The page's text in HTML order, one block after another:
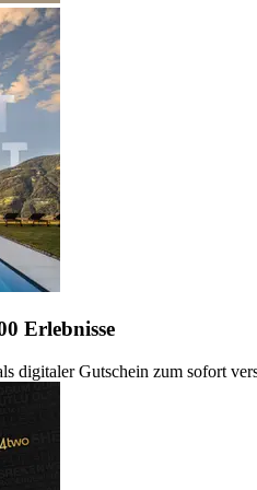
Erlebnisse
digitaler Gutschein zum sofort